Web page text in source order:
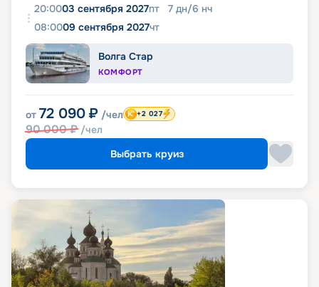
20:0003 сентября 2027пт 7 дн/6 нч
08:0009 сентября 2027чт
Волга Стар
КОМФОРТ
от 72 090 ₽ /чел
90 000₽ /чел
+2 027
Выбрать круиз